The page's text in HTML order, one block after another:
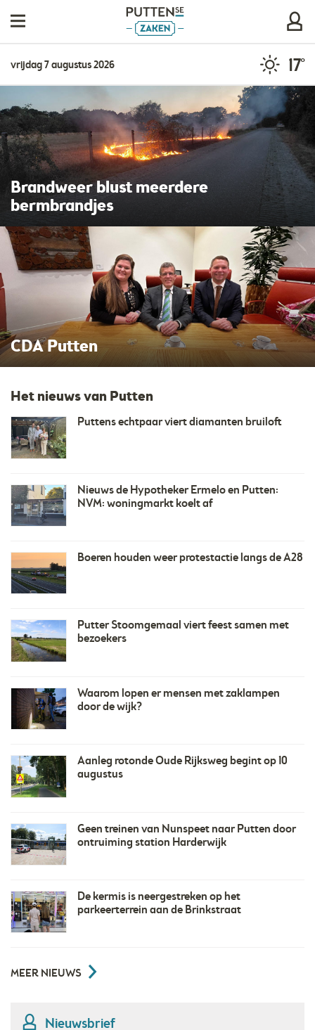
vrijdag 7 augustus 2026 17°
​Brandweer blust meerdere
bermbrandjes
Rakhorst Autoservice
Het nieuws van Putten
​Puttens echtpaar viert diamanten bruiloft
Nieuws de Hypotheker Ermelo en Putten:
NVM: woningmarkt koelt af
Boeren houden weer protestactie langs de A28
Putter Stoomgemaal viert feest samen met
bezoekers
Waarom lopen er mensen met zaklampen
door de wijk?
​Aanleg rotonde Oude Rijksweg begint op 10
augustus
Geen treinen van Nunspeet naar Putten door
ontruiming station Harderwijk
De kermis is neergestreken op het
parkeerterrein aan de Brinkstraat
MEER NIEUWS
Nieuwsbrief